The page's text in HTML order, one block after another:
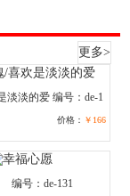
更多>
淡淡的爱 编号：de-1
价格： ￥166
编号：de-131